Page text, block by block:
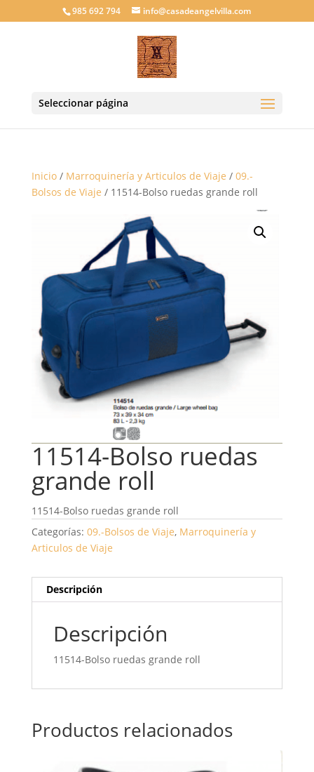
985 692 794 info@casadeangelvilla.com
Seleccionar página
Inicio/ Marroquinería y Articulos de Viaje / 09.-
Bolsos de Viaje / 11514-Bolso ruedas grande roll
11514-Bolso ruedas
grande roll
11514-Bolso ruedas grande roll
Categorías: 09.-Bolsos de Viaje, Marroquinería y
Articulos de Viaje
Descripción
Descripción
11514-Bolso ruedas grande roll
Productos relacionados